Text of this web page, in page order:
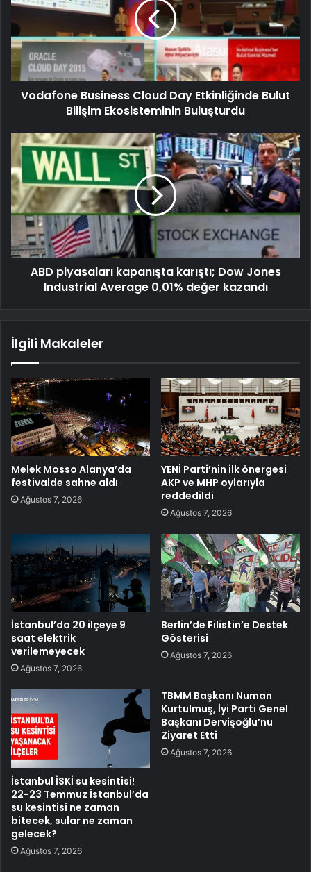
Vodafone Business Cloud Day Etkinliğinde Bulut
Bilişim Ekosisteminin Buluşturdu
ABD piyasaları kapanışta karıştı; Dow Jones
Industrial Average 0,01% değer kazandı
İlgili Makaleler
Melek Mosso Alanya’da
festivalde sahne aldı
Ağustos 7, 2026
YENİ Parti’nin ilk önergesi
AKP ve MHP oylarıyla
reddedildi
Ağustos 7, 2026
İstanbul’da 20 ilçeye 9
saat elektrik
verilemeyecek
Ağustos 7, 2026
Berlin’de Filistin’e Destek
Gösterisi
Ağustos 7, 2026
İstanbul İSKİ su kesintisi!
22-23 Temmuz İstanbul’da
su kesintisi ne zaman
bitecek, sular ne zaman
gelecek?
Ağustos 7, 2026
TBMM Başkanı Numan
Kurtulmuş, İyi Parti Genel
Başkanı Dervişoğlu’nu
Ziyaret Etti
Ağustos 7, 2026